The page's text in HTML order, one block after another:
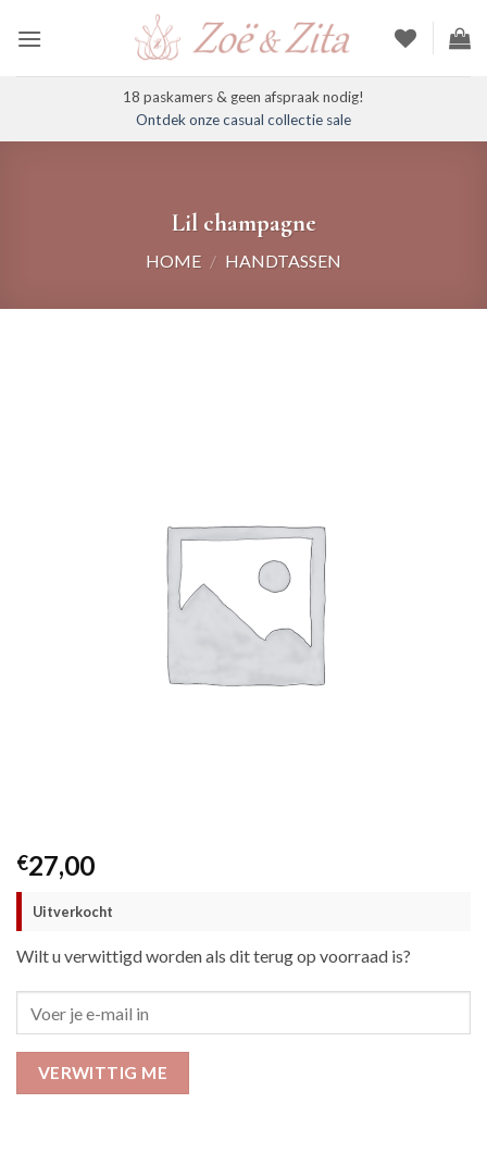
naar
18 paskamers & geen afspraak nodig!
Ontdek onze casual collectie sale
Lil champagne
HOME / HANDTASSEN
€27,00
Uitverkocht
Wilt u verwittigd worden als dit terug op voorraad is?
VERWITTIG ME